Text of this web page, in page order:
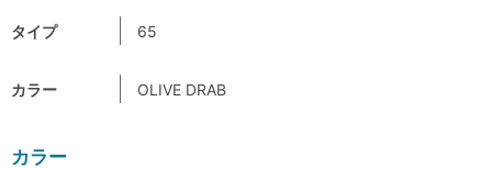
タイプ 65
カラー OLIVE DRAB
カラー